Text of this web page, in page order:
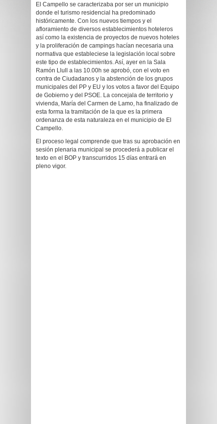
El Campello se caracterizaba por ser un municipio
donde el turismo residencial ha predominado
históricamente. Con los nuevos tiempos y el
afloramiento de diversos establecimientos hoteleros
así como la existencia de proyectos de nuevos hoteles
y la proliferación de campings hacían necesaria una
normativa que estableciese la legislación local sobre
este tipo de establecimientos. Así, ayer en la Sala
Ramón Llull a las 10.00h se aprobó, con el voto en
contra de Ciudadanos y la abstención de los grupos
municipales del PP y EU y los votos a favor del Equipo
de Gobierno y del PSOE. La concejala de territorio y
vivienda, María del Carmen de Lamo, ha finalizado de
esta forma la tramitación de la que es la primera
ordenanza de esta naturaleza en el municipio de El
Campello.
El proceso legal comprende que tras su aprobación en
sesión plenaria municipal se procederá a publicar el
texto en el BOP y transcurridos 15 días entrará en
pleno vigor.